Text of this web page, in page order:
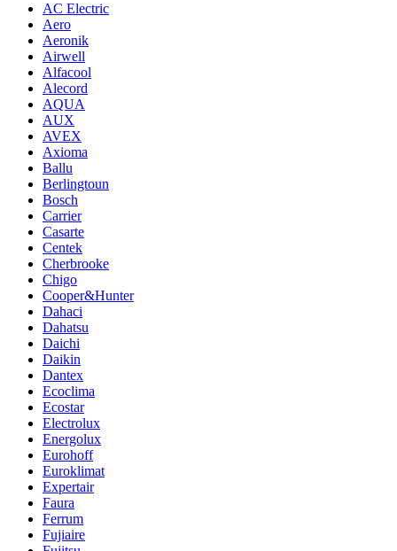
AC Electric
Aero
Aeronik
Airwell
Alfacool
Alecord
AQUA
AUX
AVEX
Axioma
Ballu
Berlingtoun
Bosch
Carrier
Casarte
Centek
Cherbrooke
Chigo
Cooper&Hunter
Dahaci
Dahatsu
Daichi
Daikin
Dantex
Ecoclima
Ecostar
Electrolux
Energolux
Eurohoff
Euroklimat
Expertair
Faura
Ferrum
Fujiaire